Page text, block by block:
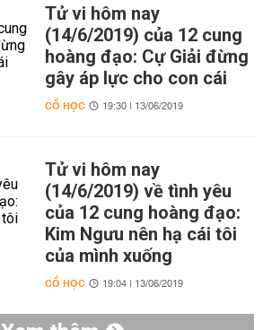
Tử vi hôm nay
(14/6/2019) của 12 cung
hoàng đạo: Cự Giải đừng
gây áp lực cho con cái
CỔ HỌC 19:30 | 13/06/2019
Tử vi hôm nay
(14/6/2019) về tình yêu
của 12 cung hoàng đạo:
Kim Ngưu nên hạ cái tôi
của mình xuống
CỔ HỌC 19:04 | 13/06/2019